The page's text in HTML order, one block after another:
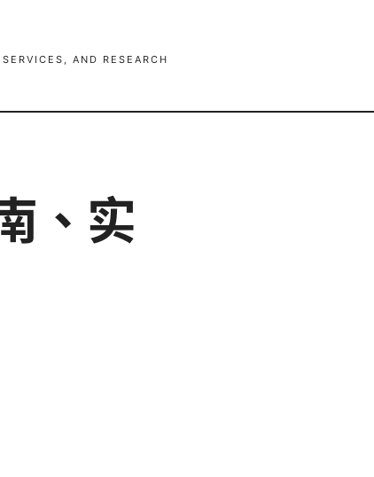
AND RESEARCH
、实